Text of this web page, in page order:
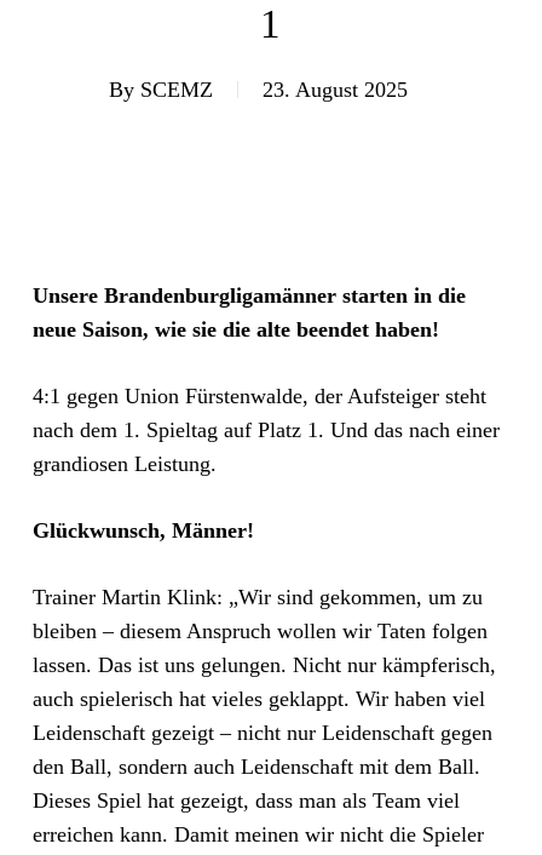
1
By SCEMZ 23. August 2025
Unsere Brandenburgligamänner starten in die
neue Saison, wie sie die alte beendet haben!
4:1 gegen Union Fürstenwalde, der Aufsteiger steht
nach dem 1. Spieltag auf Platz 1. Und das nach einer
grandiosen Leistung.
Glückwunsch, Männer!
Trainer Martin Klink: „Wir sind gekommen, um zu
bleiben – diesem Anspruch wollen wir Taten folgen
lassen. Das ist uns gelungen. Nicht nur kämpferisch,
auch spielerisch hat vieles geklappt. Wir haben viel
Leidenschaft gezeigt – nicht nur Leidenschaft gegen
den Ball, sondern auch Leidenschaft mit dem Ball.
Dieses Spiel hat gezeigt, dass man als Team viel
erreichen kann. Damit meinen wir nicht die Spieler